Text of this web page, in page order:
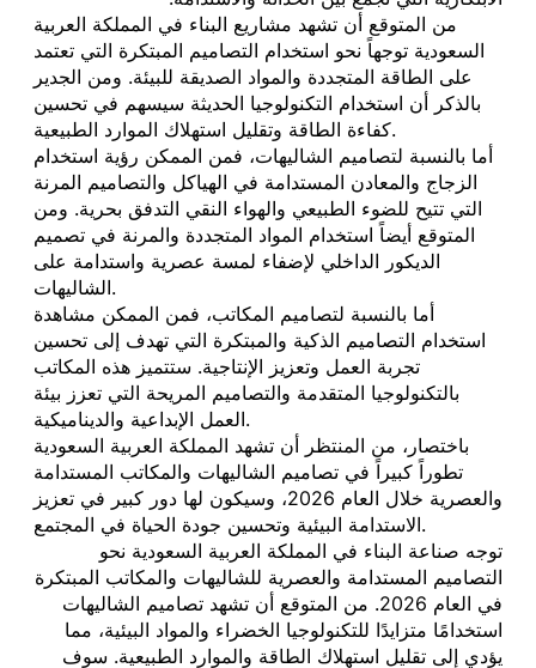
من المتوقع أن تشهد مشاريع البناء في المملكة العربية
السعودية توجهاً نحو استخدام التصاميم المبتكرة التي تعتمد
على الطاقة المتجددة والمواد الصديقة للبيئة. ومن الجدير
بالذكر أن استخدام التكنولوجيا الحديثة سيسهم في تحسين
كفاءة الطاقة وتقليل استهلاك الموارد الطبيعية.
أما بالنسبة لتصاميم الشاليهات، فمن الممكن رؤية استخدام
الزجاج والمعادن المستدامة في الهياكل والتصاميم المرنة
التي تتيح للضوء الطبيعي والهواء النقي التدفق بحرية. ومن
المتوقع أيضاً استخدام المواد المتجددة والمرنة في تصميم
الديكور الداخلي لإضفاء لمسة عصرية واستدامة على
الشاليهات.
أما بالنسبة لتصاميم المكاتب، فمن الممكن مشاهدة
استخدام التصاميم الذكية والمبتكرة التي تهدف إلى تحسين
تجربة العمل وتعزيز الإنتاجية. ستتميز هذه المكاتب
بالتكنولوجيا المتقدمة والتصاميم المريحة التي تعزز بيئة
العمل الإبداعية والديناميكية.
باختصار، من المنتظر أن تشهد المملكة العربية السعودية
تطوراً كبيراً في تصاميم الشاليهات والمكاتب المستدامة
والعصرية خلال العام 2026، وسيكون لها دور كبير في تعزيز
الاستدامة البيئية وتحسين جودة الحياة في المجتمع.
توجه صناعة البناء في المملكة العربية السعودية نحو
التصاميم المستدامة والعصرية للشاليهات والمكاتب المبتكرة
في العام 2026. من المتوقع أن تشهد تصاميم الشاليهات
استخدامًا متزايدًا للتكنولوجيا الخضراء والمواد البيئية، مما
يؤدي إلى تقليل استهلاك الطاقة والموارد الطبيعية. سوف